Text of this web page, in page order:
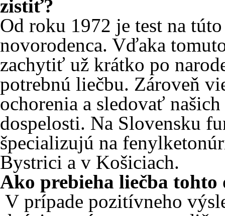
zistiť?
Od roku 1972 je test na
novorodenca. Vďaka
zachytiť už krátko po
potrebnú liečbu. Zároveň
ochorenia a sledovať
dospelosti. Na Slovensku
špecializujú na
Bystrici a v Košiciach.
Ako prebieha liečba tohto
V prípade pozitívneho